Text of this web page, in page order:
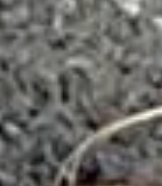
y con carteles que reclamaban por el
desabastecimiento. Mientras pr